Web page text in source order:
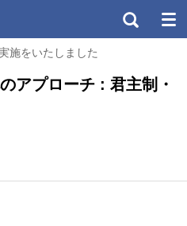
施をいたしました
アプローチ : 君主制・